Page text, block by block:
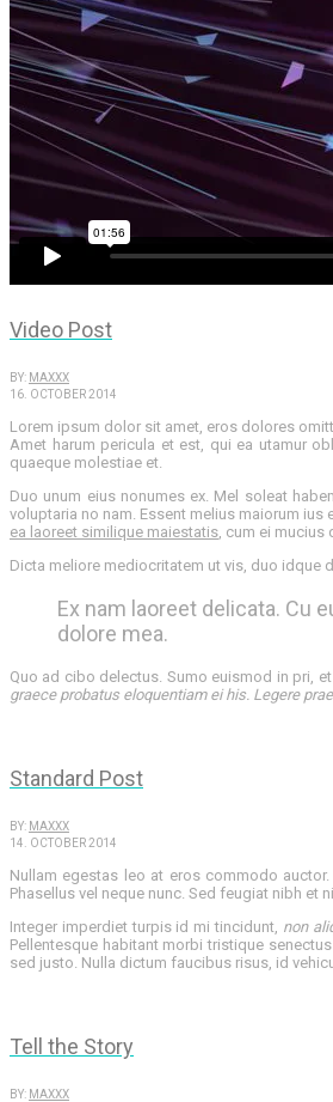
Video Post
BY: MAXXX
16. OCTOBER 2014
Lorem ipsum dolor sit amet, eros dolores
Amet harum pericula et est, qui ea utamur
quaeque molestiae et.
Duo unum eius nonumes ex. Mel soleat
voluptaria no nam. Essent melius maiorum
ea laoreet similique maiestatis , cum ei
Dicta meliore mediocritatem ut vis, duo idque
Ex nam laoreet delicata. Cu
dolore mea.
Quo ad cibo delectus. Sumo euismod in pri,
graece probatus eloquentiam ei his. Legere
Standard Post
BY: MAXXX
14. OCTOBER 2014
Nullam egestas leo at eros commodo
Phasellus vel neque nunc. Sed feugiat nibh et
Integer imperdiet turpis id mi tincidunt, non
Pellentesque habitant morbi tristique
sed justo. Nulla dictum faucibus risus, id
Tell the Story
BY: MAXXX